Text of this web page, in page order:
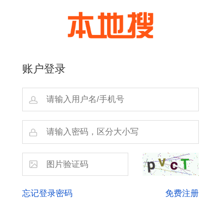
账户登录
忘记登录密码 免费注册